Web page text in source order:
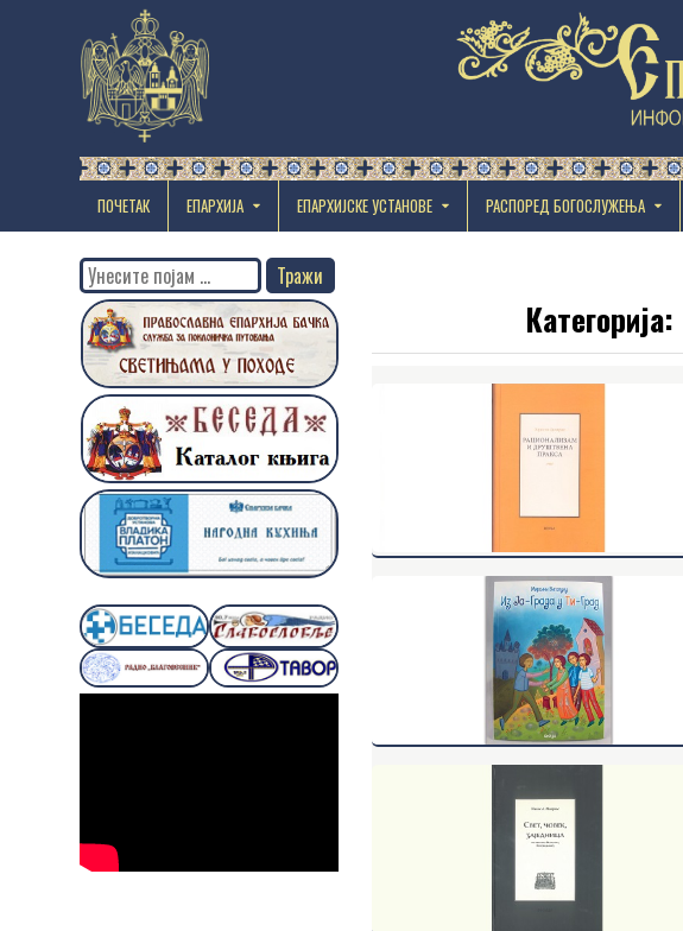
ПОЧЕТАК ЕПАРХИЈА EПАРХИЈСКЕ УСТАНОВЕ РАСПОРЕД БОГОСЛУЖЕЊА
Категорија:
Search
for: